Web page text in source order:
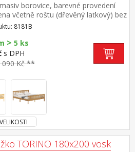
borovice, barevné provedení
včetně roštu (dřevěný laťkový) bez
rozměr matrace 180 ×
2 kusy 90 × 200 cm
8181B
> 5 ks
s DPH
090 Kč **
TORINO 180x200 vosk